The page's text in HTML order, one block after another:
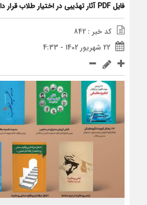
فایل PDF آثار تهذیبی در اختیار طلاب قرار داده می شود
کد خبر : 842
22 شهریور 1402 - 4:33